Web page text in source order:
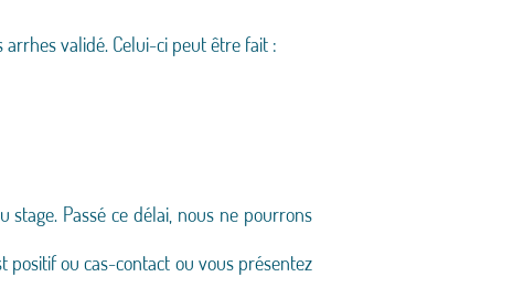
validé. Celui-ci peut être fait :
Passé ce délai, nous ne pourrons
positif ou cas-contact ou vous présentez